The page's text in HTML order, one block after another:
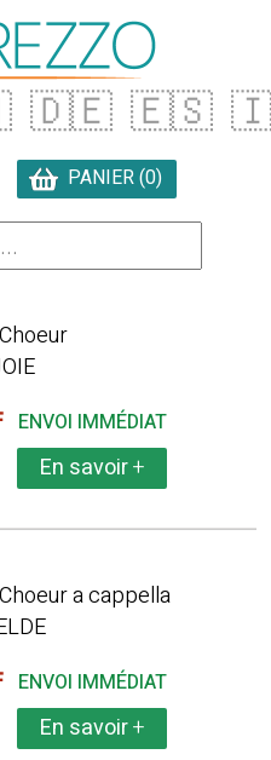
🇩🇪 🇪🇸
PANIER (0)
ENVOI IMMÉDIAT
En savoir+
a cappella
ENVOI IMMÉDIAT
En savoir+